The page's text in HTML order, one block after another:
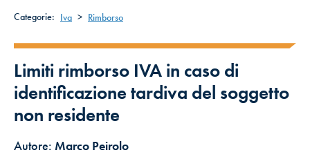
Categorie: Iva > Rimborso
Limiti rimborso IVA in caso di
identificazione tardiva del soggetto
non residente
Autore: Marco Peirolo